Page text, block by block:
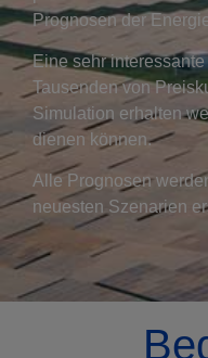
Prognosen der
Eine sehr
Tausenden von
Simulation erhalten
dienen können.
Alle Prognosen
neuesten Szenarien